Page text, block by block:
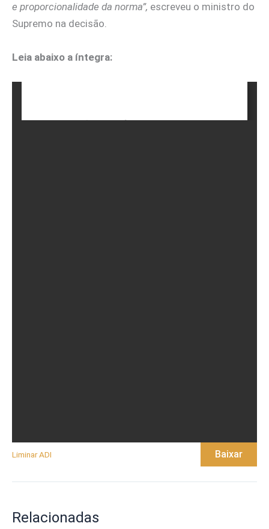
e proporcionalidade da norma”, escreveu o ministro do
Supremo na decisão.
Leia abaixo a íntegra:
Liminar ADI Baixar
Relacionadas